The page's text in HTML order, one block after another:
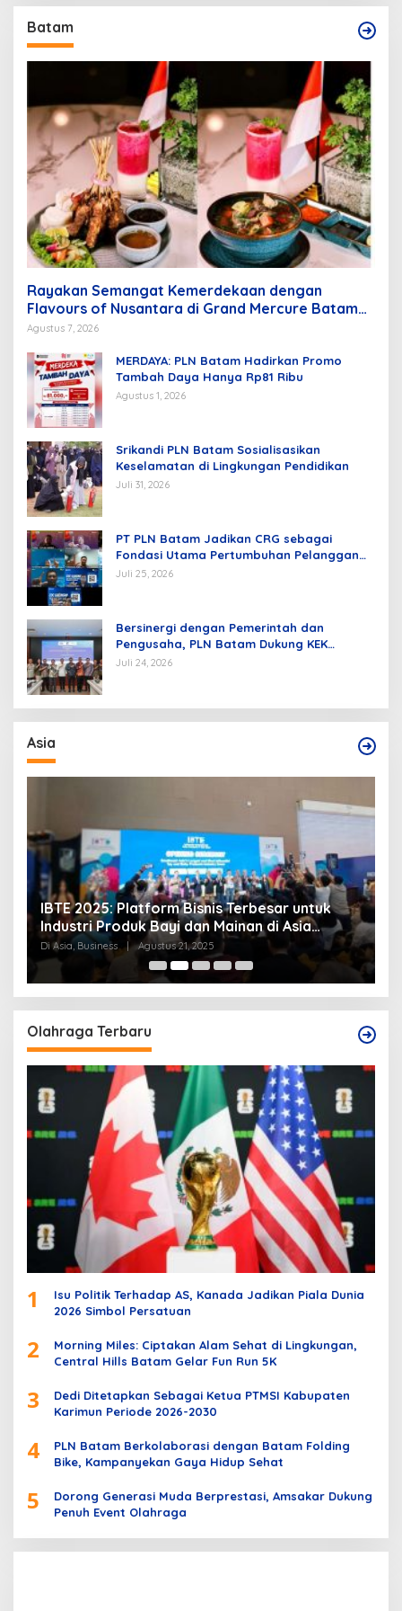
Batam
Rayakan Semangat Kemerdekaan dengan
Flavours of Nusantara di Grand Mercure Batam
Centre
Agustus 7, 2026
MERDAYA: PLN Batam Hadirkan Promo
Tambah Daya Hanya Rp81 Ribu
Agustus 1, 2026
Srikandi PLN Batam Sosialisasikan
Keselamatan di Lingkungan Pendidikan
Juli 31, 2026
PT PLN Batam Jadikan CRG sebagai
Fondasi Utama Pertumbuhan Pelanggan
dan Pembangunan Infrastruktur
Juli 25, 2026
Bersinergi dengan Pemerintah dan
Pengusaha, PLN Batam Dukung KEK
Tanjung Sauh sebagai Hub Energi Baru
Juli 24, 2026
Asia
IBTE 2025: Platform Bisnis Terbesar untuk
Industri Produk Bayi dan Mainan di Asia
Tenggara
Di Asia, Business | Agustus 21, 2025
Olahraga Terbaru
1
Isu Politik Terhadap AS, Kanada Jadikan Piala Dunia
2026 Simbol Persatuan
2
Morning Miles: Ciptakan Alam Sehat di Lingkungan,
Central Hills Batam Gelar Fun Run 5K
3
Dedi Ditetapkan Sebagai Ketua PTMSI Kabupaten
Karimun Periode 2026-2030
4
PLN Batam Berkolaborasi dengan Batam Folding
Bike, Kampanyekan Gaya Hidup Sehat
5
Dorong Generasi Muda Berprestasi, Amsakar Dukung
Penuh Event Olahraga